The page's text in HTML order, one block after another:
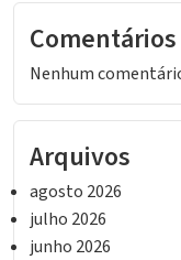
Comentários
Nenhum
Arquivos
agosto 2026
julho 2026
junho 2026